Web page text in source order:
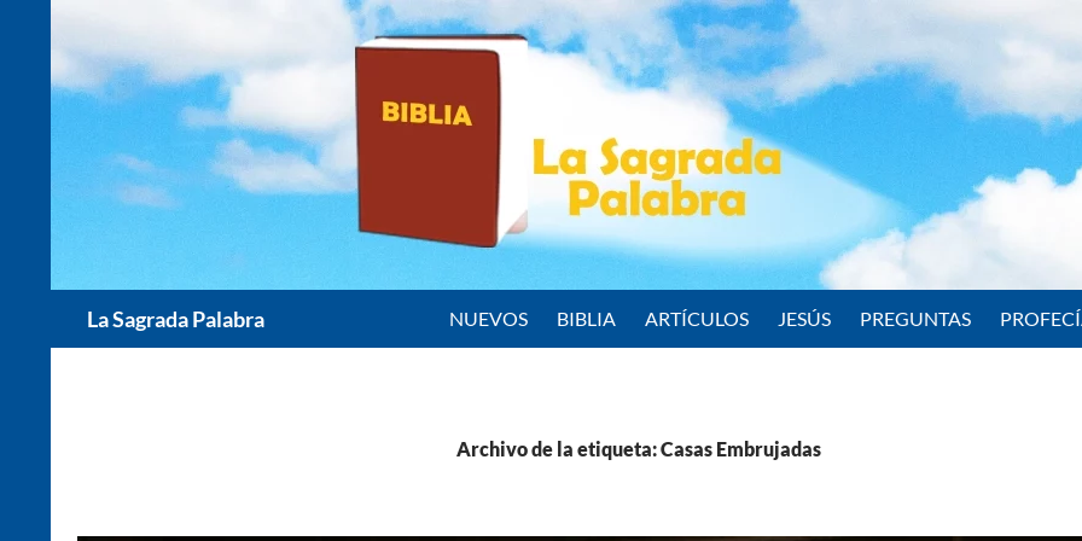
contenido
La Sagrada Palabra NUEVOS BIBLIA ARTÍCULOS JESÚS PREGUNTAS
Archivo de la etiqueta: Casas Embrujadas